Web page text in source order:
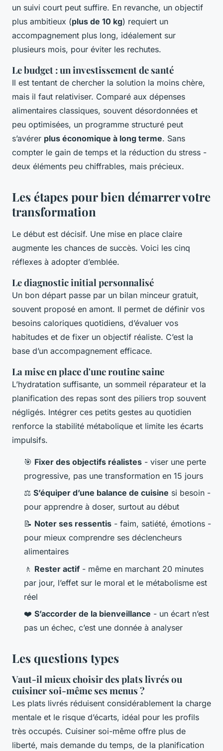
un suivi court peut suffire. En revanche, un objectif
plus ambitieux (plus de 10 kg) requiert un
accompagnement plus long, idéalement sur
plusieurs mois, pour éviter les rechutes.
Le budget : un investissement de santé
Il est tentant de chercher la solution la moins chère,
mais il faut relativiser. Comparé aux dépenses
alimentaires classiques, souvent désordonnées et
peu optimisées, un programme structuré peut
s’avérer plus économique à long terme. Sans
compter le gain de temps et la réduction du stress -
deux éléments peu chiffrables, mais précieux.
Les étapes pour bien démarrer votre
transformation
Le début est décisif. Une mise en place claire
augmente les chances de succès. Voici les cinq
réflexes à adopter d’emblée.
Le diagnostic initial personnalisé
Un bon départ passe par un bilan minceur gratuit,
souvent proposé en amont. Il permet de définir vos
besoins caloriques quotidiens, d’évaluer vos
habitudes et de fixer un objectif réaliste. C’est la
base d’un accompagnement efficace.
La mise en place d'une routine saine
L’hydratation suffisante, un sommeil réparateur et la
planification des repas sont des piliers trop souvent
négligés. Intégrer ces petits gestes au quotidien
renforce la stabilité métabolique et limite les écarts
impulsifs.
🎯 Fixer des objectifs réalistes - viser une perte
progressive, pas une transformation en 15 jours
⚖️ S’équiper d’une balance de cuisine si besoin -
pour apprendre à doser, surtout au début
📝 Noter ses ressentis - faim, satiété, émotions -
pour mieux comprendre ses déclencheurs
alimentaires
🚶 Rester actif - même en marchant 20 minutes
par jour, l’effet sur le moral et le métabolisme est
réel
❤️ S’accorder de la bienveillance - un écart n’est
pas un échec, c’est une donnée à analyser
Les questions types
Vaut-il mieux choisir des plats livrés ou
cuisiner soi-même ses menus ?
Les plats livrés réduisent considérablement la charge
mentale et le risque d’écarts, idéal pour les profils
très occupés. Cuisiner soi-même offre plus de
liberté, mais demande du temps, de la planification